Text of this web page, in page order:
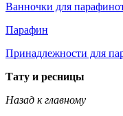
Ванночки для
Парафин
Принадлежности для
Тату и ресницы
Назад к главному